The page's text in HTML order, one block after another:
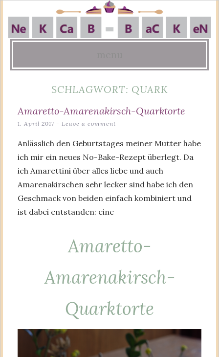
content
SCHLAGWORT: QUARK
Amaretto-Amarenakirsch-Quarktorte
1. April 2017 Leave a comment
Anlässlich den Geburtstages meiner Mutter habe
ich mir ein neues No-Bake-Rezept überlegt. Da
ich Amarettini über alles liebe und auch
Amarenakirschen sehr lecker sind habe ich den
Geschmack von beiden einfach kombiniert und
ist dabei entstanden: eine
Amaretto-
Amarenakirsch-
Quarktorte